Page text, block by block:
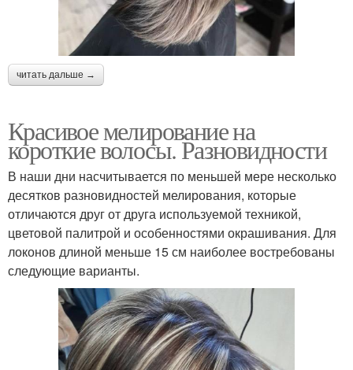
читать дальше →
Красивое мелирование на
короткие волосы. Разновидности
В наши дни насчитывается по меньшей мере несколько
десятков разновидностей мелирования, которые
отличаются друг от друга используемой техникой,
цветовой палитрой и особенностями окрашивания. Для
локонов длиной меньше 15 см наиболее востребованы
следующие варианты.